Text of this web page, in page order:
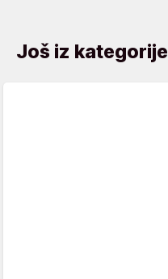
Još iz kategorije